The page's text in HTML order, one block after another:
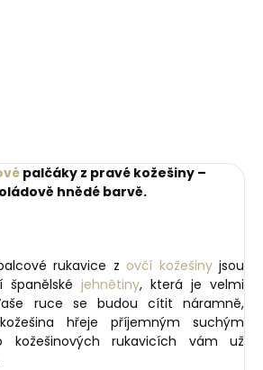
palčáky z pravé kožešiny –
hnědé barvě.
rukavice z ovčí kožešinyjsou
španělské jehnětiny, která je velmi
ruce se budou cítit náramně,
hřeje příjemným suchým
rukavicích vám už